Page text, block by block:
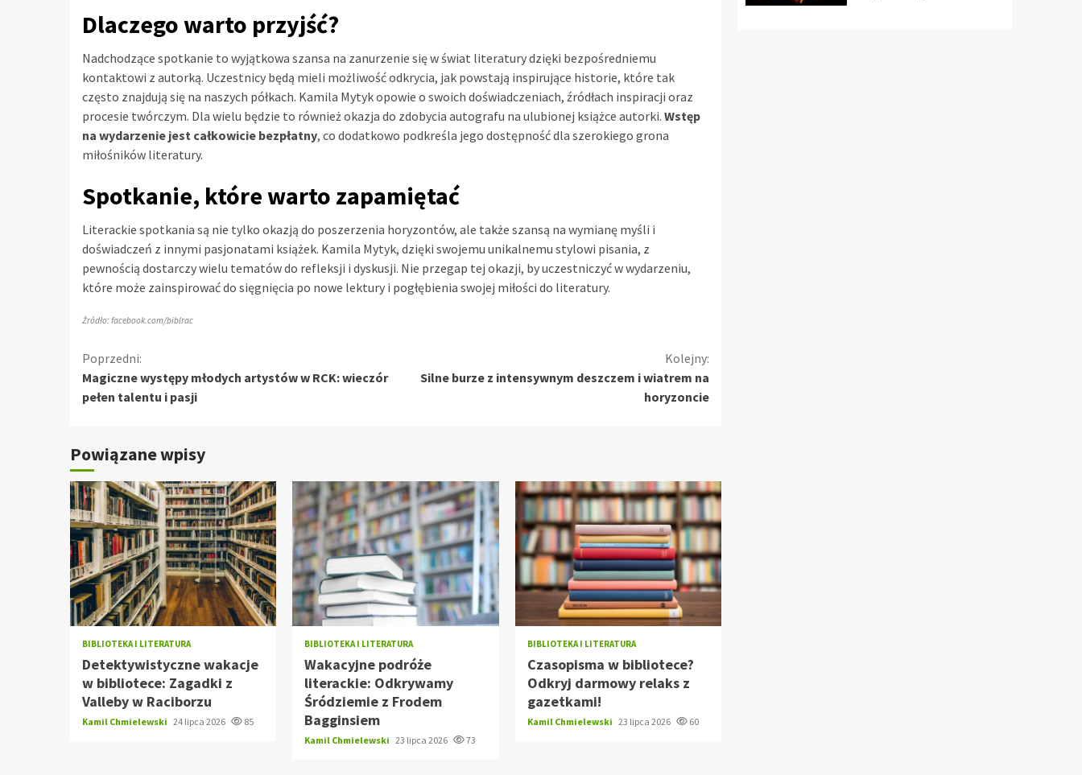
Dlaczego warto przyjść?
Nadchodzące spotkanie to wyjątkowa szansa na zanurzenie się w świat literatury dzięki bezpośredniemu
kontaktowi z autorką. Uczestnicy będą mieli możliwość odkrycia, jak powstają inspirujące historie, które tak
często znajdują się na naszych półkach. Kamila Mytyk opowie o swoich doświadczeniach, źródłach inspiracji oraz
procesie twórczym. Dla wielu będzie to również okazja do zdobycia autografu na ulubionej książce autorki. Wstęp
na wydarzenie jest całkowicie bezpłatny, co dodatkowo podkreśla jego dostępność dla szerokiego grona
miłośników literatury.
Spotkanie, które warto zapamiętać
Literackie spotkania są nie tylko okazją do poszerzenia horyzontów, ale także szansą na wymianę myśli i
doświadczeń z innymi pasjonatami książek. Kamila Mytyk, dzięki swojemu unikalnemu stylowi pisania, z
pewnością dostarczy wielu tematów do refleksji i dyskusji. Nie przegap tej okazji, by uczestniczyć w wydarzeniu,
które może zainspirować do sięgnięcia po nowe lektury i pogłębienia swojej miłości do literatury.
Źródło: facebook.com/biblrac
Kontynuuj
czytanie
Poprzedni:
Magiczne występy młodych artystów w RCK: wieczór
pełen talentu i pasji
Kolejny:
Silne burze z intensywnym deszczem i wiatrem na
horyzoncie
Powiązane wpisy
BIBLIOTEKA I LITERATURA
Detektywistyczne wakacje
w bibliotece: Zagadki z
Valleby w Raciborzu
Kamil Chmielewski 24 lipca 2026 85
BIBLIOTEKA I LITERATURA
Wakacyjne podróże
literackie: Odkrywamy
Śródziemie z Frodem
Bagginsiem
Kamil Chmielewski 23 lipca 2026 73
BIBLIOTEKA I LITERATURA
Czasopisma w bibliotece?
Odkryj darmowy relaks z
gazetkami!
Kamil Chmielewski 23 lipca 2026 60